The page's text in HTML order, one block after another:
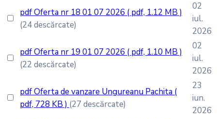
pdfOferta nr 18 01 07 2026 ( pdf, 1.12 MB )
(24 descărcate)
02
iul.
2026
pdfOferta nr 19 01 07 2026 ( pdf, 1.10 MB )
(22 descărcate)
02
iul.
2026
pdfOferta de vanzare Ungureanu Pachita (
pdf, 728 KB ) (27 descărcate)
23
iun.
2026